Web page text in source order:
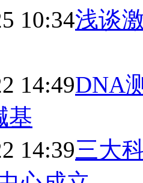
10:34浅谈
14:49DNA
基
14:39三大